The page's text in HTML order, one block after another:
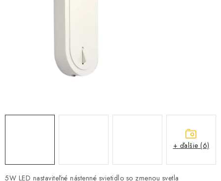
SEZÓNNE VÝPREDAJE POĽNOPOTREBY
DOM A ZÁHRADA
Reklamácie a formulár na odstúpenie od zmluvy
5W LED nastaviteľné nástenné svietidlo so zmenou svetla
+ ďalšie (6)